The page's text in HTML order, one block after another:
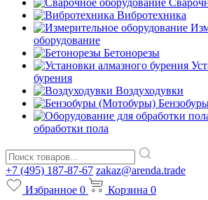
Вибротехника
оборудование
Бетонорезы
бурения
Воздуходувки
обработки пола
+7 (495) 187-87-67 zakaz@arenda.trade
Избранное 0 Корзина 0